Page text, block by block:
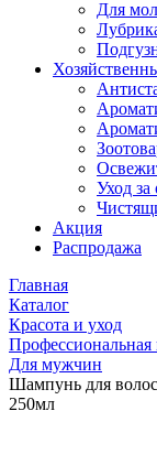
Для
Уход
Акция
Распродажа
Главная
Каталог
Красота и уход
Профессиональная
Для мужчин
Шампунь для
250мл